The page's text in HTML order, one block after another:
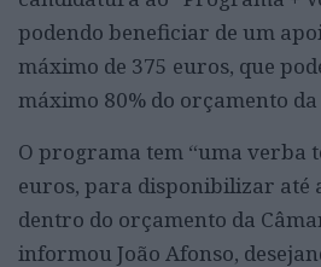
podendo beneficiar de um
máximo de 375 euros, que
máximo 80% do orçamento
O programa tem “uma verba
euros, para disponibilizar até
dentro do orçamento da
informou João Afonso,